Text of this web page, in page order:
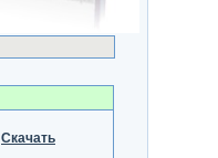
Скачать